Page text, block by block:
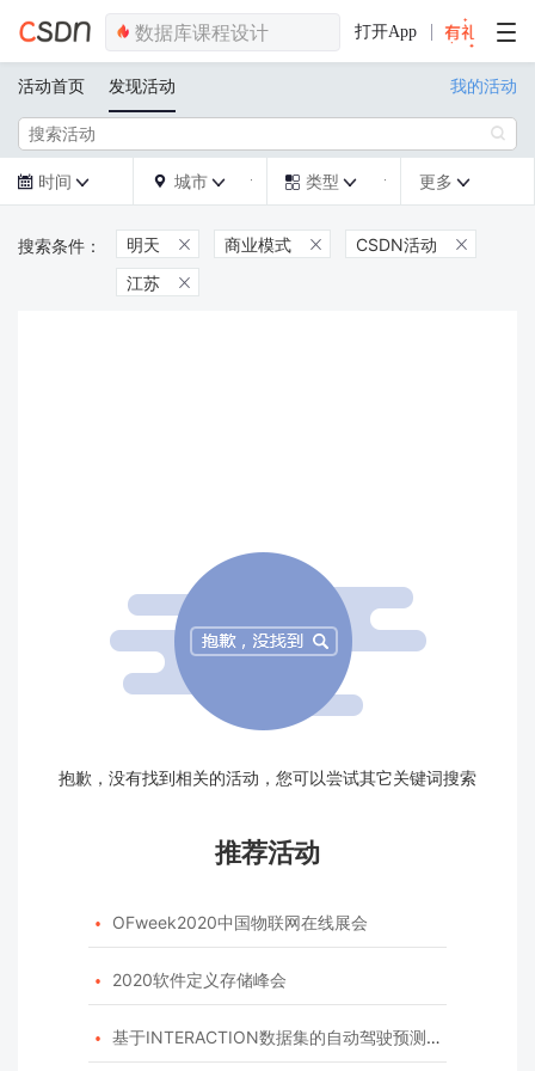
打开App
活动首页 发现活动 我的活动

 时间   城市   类型  更多 
明天  商业模式  CSDN活动 
江苏 
抱歉，没有找到相关的活动，您可以尝试其它关键词搜索
推荐活动
 OFweek2020中国物联网在线展会
 2020软件定义存储峰会
 基于INTERACTION数据集的自动驾驶预测模型挑战赛